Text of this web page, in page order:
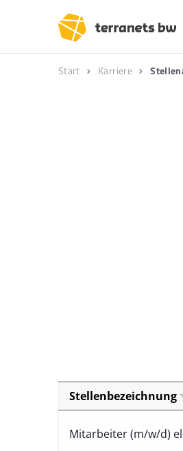
Start Karriere
Stellenbezeichnung
Mitarbeiter (m/w/d)